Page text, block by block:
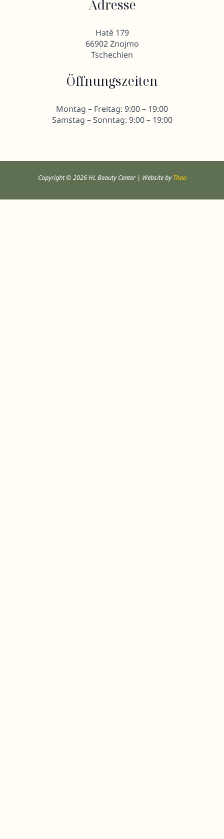
Adresse
Hatě 179
66902 Znojmo
Tschechien
Öffnungszeiten
Montag – Freitag: 9:00 – 19:00
Samstag – Sonntag: 9:00 – 19:00
Copyright © 2026 HL Beauty Center | Website byThao